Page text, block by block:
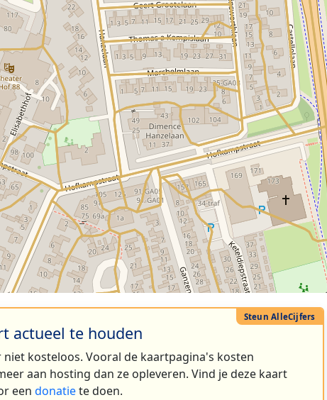
actueel te houden
niet kosteloos. Vooral de kaartpagina's kosten
aan hosting dan ze opleveren. Vind je deze kaart
een donatiete doen.